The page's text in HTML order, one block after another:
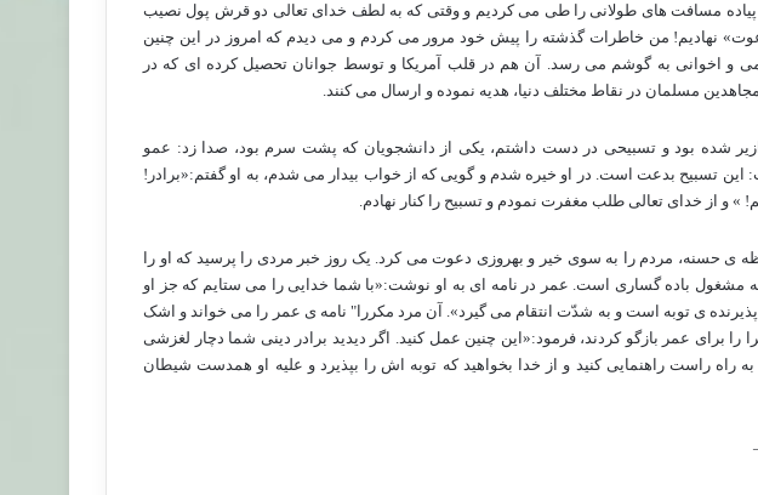
پیاده مسافت های طولانی را طی می کردیم و وقتی که به لطف خدای تعالی دو قرش پول نصیب
نهادیم! من خاطرات گذشته را پیش خود مرور می کردم و می دیدم که امروز در این چنین
و اخوانی به گوشم می رسد. آن هم در قلب آمریکا و توسط جوانان تحصیل کرده ای که در
مسلمان در نقاط مختلف دنیا، هدیه نموده و ارسال می کنند.
شده بود و تسبیحی در دست داشتم، یکی از دانشجویان که پشت سرم بود، صدا زد: عمو
تسبیح بدعت است. در او خیره شدم و گویی که از خواب بیدار می شدم، به او گفتم:«برادر!
» و از خدای تعالی طلب مغفرت نمودم و تسبیح را کنار نهادم.
مردم را به سوی خیر و بهروزی دعوت می کرد. یک روز خبر مردی را پرسید که او را
مشغول باده گساری است. عمر در نامه ای به او نوشت:«با شما خدایی را می ستایم که جز او
پذیرنده ی توبه است و به شدّت انتقام می گیرد». آن مرد مکررا" نامه ی عمر را می خواند و اشک
برای عمر بازگو کردند، فرمود:«این چنین عمل کنید. اگر دیدید برادر دینی شما دچار لغزشی
راه راست راهنمایی کنید و از خدا بخواهید که توبه اش را بپذیرد و علیه او همدست شیطان